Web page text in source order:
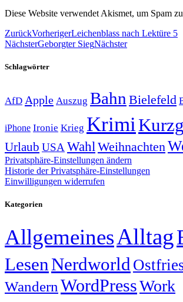
Diese Website verwendet Akismet, um Spam
ZurückVorherigerLeichenblass nach Lektüre 5
NächsterGeborgter SiegNächster
Schlagwörter
AfD Apple Auszug Bahn Bielefeld
iPhone Ironie Krieg Krimi
Urlaub USAWahlWeihnachten
Privatsphäre-Einstellungen ändern
Historie der Privatsphäre-Einstellungen
Einwilligungen widerrufen
Kategorien
AllgemeinesAlltag
Lesen Nerdworld
Wandern WordPressWork